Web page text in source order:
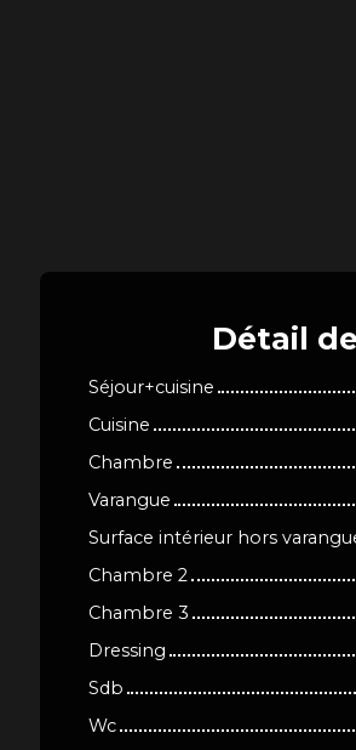
Détail
Séjour+cuisine
Cuisine
Chambre
Varangue
Surface intérieur hors
Chambre 2
Chambre 3
Dressing
Sdb
Wc